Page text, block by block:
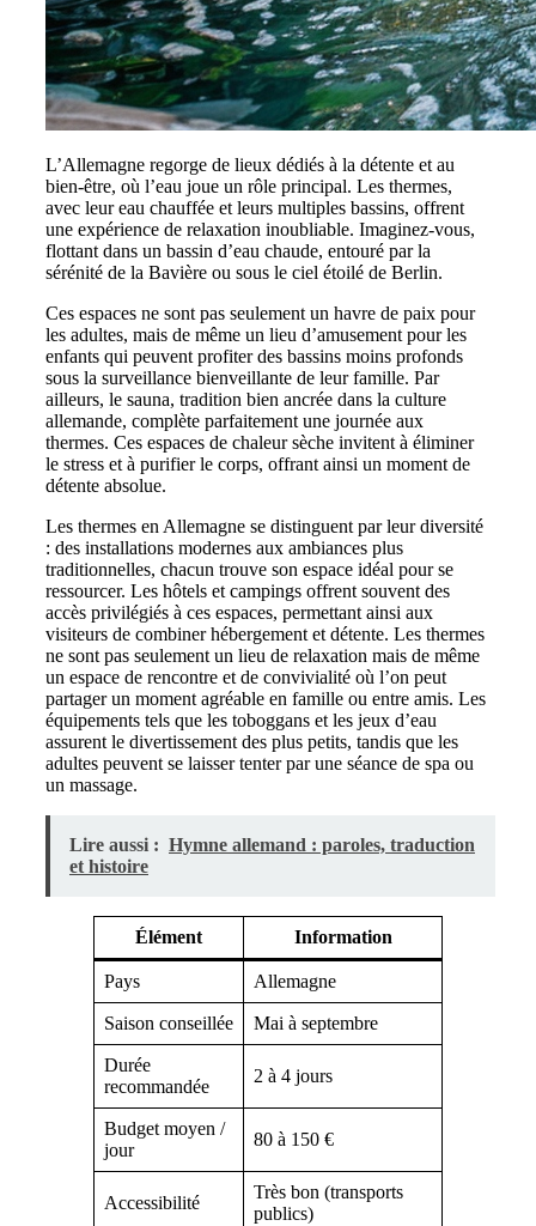
L’Allemagne regorge de lieux dédiés à la détente et au
bien-être, où l’eau joue un rôle principal. Les thermes,
avec leur eau chauffée et leurs multiples bassins, offrent
une expérience de relaxation inoubliable. Imaginez-vous,
flottant dans un bassin d’eau chaude, entouré par la
sérénité de la Bavière ou sous le ciel étoilé de Berlin.
Ces espaces ne sont pas seulement un havre de paix pour
les adultes, mais de même un lieu d’amusement pour les
enfants qui peuvent profiter des bassins moins profonds
sous la surveillance bienveillante de leur famille. Par
ailleurs, le sauna, tradition bien ancrée dans la culture
allemande, complète parfaitement une journée aux
thermes. Ces espaces de chaleur sèche invitent à éliminer
le stress et à purifier le corps, offrant ainsi un moment de
détente absolue.
Les thermes en Allemagne se distinguent par leur diversité
: des installations modernes aux ambiances plus
traditionnelles, chacun trouve son espace idéal pour se
ressourcer. Les hôtels et campings offrent souvent des
accès privilégiés à ces espaces, permettant ainsi aux
visiteurs de combiner hébergement et détente. Les thermes
ne sont pas seulement un lieu de relaxation mais de même
un espace de rencontre et de convivialité où l’on peut
partager un moment agréable en famille ou entre amis. Les
équipements tels que les toboggans et les jeux d’eau
assurent le divertissement des plus petits, tandis que les
adultes peuvent se laisser tenter par une séance de spa ou
un massage.
Lire aussi : Hymne allemand : paroles, traduction
et histoire
Élément Information
Pays Allemagne
Saison conseillée Mai à septembre
Durée
recommandée
2 à 4 jours
Budget moyen /
jour
80 à 150 €
Accessibilité
Très bon (transports
publics)